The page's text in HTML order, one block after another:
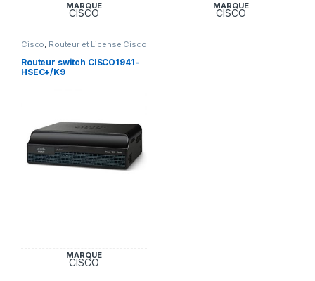
MARQUE
CISCO
MARQUE
CISCO
Cisco, Routeur et License Cisco
Routeur switch CISCO1941-
HSEC+/K9
MARQUE
CISCO